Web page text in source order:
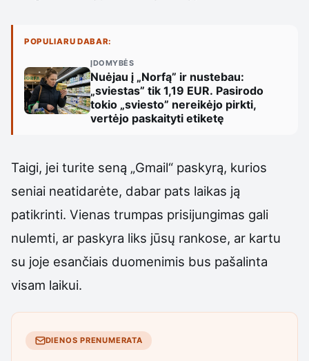
POPULIARU DABAR:
ĮDOMYBĖS
Nuėjau į „Norfą” ir nustebau:
„sviestas” tik 1,19 EUR. Pasirodo
tokio „sviesto” nereikėjo pirkti,
vertėjo paskaityti etiketę
Taigi, jei turite seną „Gmail“ paskyrą, kurios
seniai neatidarėte, dabar pats laikas ją
patikrinti. Vienas trumpas prisijungimas gali
nulemti, ar paskyra liks jūsų rankose, ar kartu
su joje esančiais duomenimis bus pašalinta
visam laikui.
DIENOS PRENUMERATA